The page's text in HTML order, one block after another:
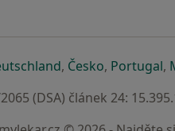
nové záložce
v nové záložce
se otevře v nové
, Českose otevře v
, Portugal,
(DSA) článek 24: